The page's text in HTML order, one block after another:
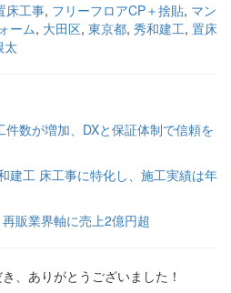
床工事, フリーフロアCP＋捨貼, マン
ーム, 大田区, 東京都, 秀和建工, 置床
太
数が増加、DXと保証体制で信頼を
建工 床工事に特化し、施工実績は年
販業界軸に売上2億円超
、ありがとうございました！